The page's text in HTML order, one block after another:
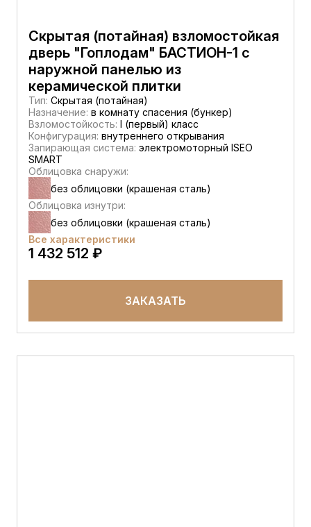
Скрытая (потайная) взломостойкая
дверь "Гоплодам" БАСТИОН-1 с
наружной панелью из
керамической плитки
Тип: Скрытая (потайная)
Назначение: в комнату спасения (бункер)
Взломостойкость: I (первый) класс
Конфигурация: внутреннего открывания
Запирающая система: электромоторный ISEO
SMART
Облицовка снаружи:
без облицовки (крашеная сталь)
Облицовка изнутри:
без облицовки (крашеная сталь)
Все характеристики
1 432 512 ₽
ЗАКАЗАТЬ